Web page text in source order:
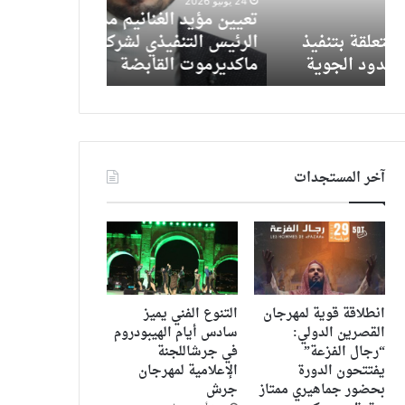
دوغلاس
ماكديرموت
القابضة
تعيين مؤيد الغنانيم مديرًا لمكتب
الرئيس التنفيذي لشركة دوغلاس
ماكديرموت القابضة
جديدة
لكوثر
بن
وهند
لتونس
آخر المستجدات
انطلاقة قوية لمهرجان
القصرين الدولي:
“رجال الفزعة”
يفتتحون الدورة
بحضور جماهيري ممتاز
التنوع الفني يميز
سادس أيام الهيبودروم
في جرشاللجنة
الإعلامية لمهرجان
جرش